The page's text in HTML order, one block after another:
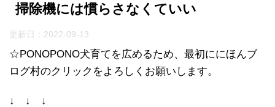
掃除機には慣らさなくていい
更新日： 2022-09-13
☆PONOPONO犬育てを広めるため、最初ににほんブ
ログ村のクリックをよろしくお願いします。
↓ ↓ ↓